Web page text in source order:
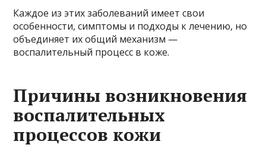
Каждое из этих заболеваний имеет свои
особенности, симптомы и подходы к лечению, но
объединяет их общий механизм —
воспалительный процесс в коже.
Причины возникновения
воспалительных
процессов кожи